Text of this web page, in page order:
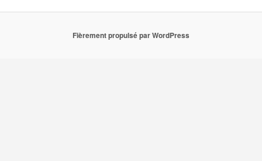
Fièrement propulsé par WordPress